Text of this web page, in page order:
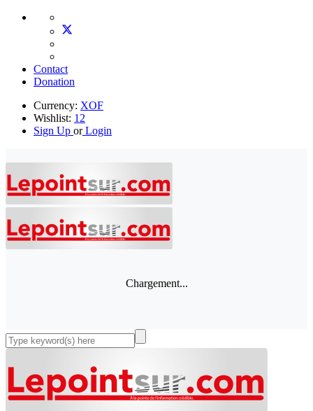
Contact
Donation
Currency: XOF
Wishlist: 12
Sign Up orLogin
Chargement...